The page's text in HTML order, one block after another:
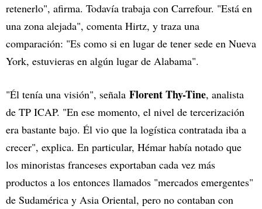
retenerlo", afirma. Todavía trabaja con Carrefour. "Está en
una zona alejada", comenta Hirtz, y traza una
comparación: "Es como si en lugar de tener sede en Nueva
York, estuvieras en algún lugar de Alabama".
"Él tenía una visión", señala Florent Thy-Tine, analista
de TP ICAP. "En ese momento, el nivel de tercerización
era bastante bajo. Él vio que la logística contratada iba a
crecer", explica. En particular, Hémar había notado que
los minoristas franceses exportaban cada vez más
productos a los entonces llamados "mercados emergentes"
de Sudamérica y Asia Oriental, pero no contaban con